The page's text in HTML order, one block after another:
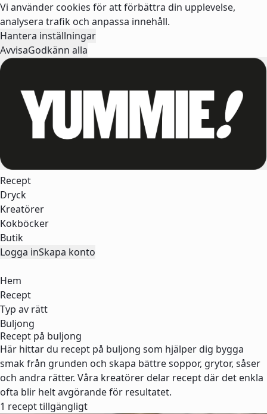
Vi använder cookies för att förbättra din upplevelse,
analysera trafik och anpassa innehåll.
Hantera inställningar
AvvisaGodkänn alla
Recept
Dryck
Kreatörer
Kokböcker
Butik
Logga inSkapa konto
Hem
Recept
Typ av rätt
Buljong
Recept på buljong
Här hittar du recept på buljong som hjälper dig bygga
smak från grunden och skapa bättre soppor, grytor, såser
och andra rätter. Våra kreatörer delar recept där det enkla
ofta blir helt avgörande för resultatet.
1 recept tillgängligt